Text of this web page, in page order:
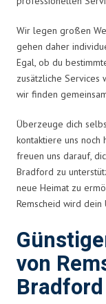
Wir legen großen
gehen daher
Egal, ob du
zusätzliche Services
wir finden
Überzeuge dich
kontaktiere uns
freuen uns darauf,
Bradford zu
neue Heimat zu
Remscheid wird
von
Bradford